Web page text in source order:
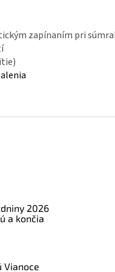
zapínaním pri
2026
a končia
Vianoce